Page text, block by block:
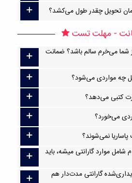
تحویل چقدر طول می‌کشد؟
- مهلت تست
شما می‌خرم سالم باشد؟ ضمانت
چه مواردی می‌شود؟
کتبی می‌دهد؟
می‌خورد؟
نمی‌شوند؟
موارد گارانتی میشه، باید
گارانتی مدت‌دار هم